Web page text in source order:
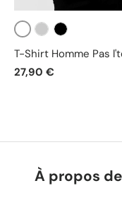
Blanc
T-Shirt Homme Pas
27,90 €
À propos